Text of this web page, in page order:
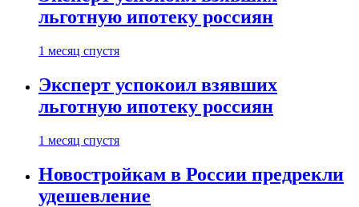
льготную ипотеку россиян
1 месяц спустя
Эксперт успокоил взявших
льготную ипотеку россиян
1 месяц спустя
Новостройкам в России предрекли
удешевление